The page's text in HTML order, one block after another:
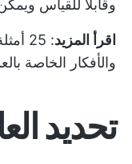
وقابلًا للقياس
اقرأ المزيد:
25
والأفكار الخاصة
تحديد